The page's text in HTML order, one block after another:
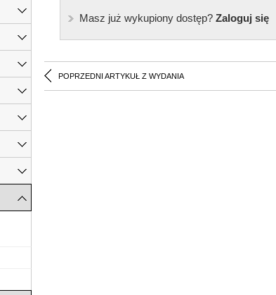
Masz już wykupiony dostęp?Zaloguj się
POPRZEDNI ARTYKUŁ Z WYDANIA